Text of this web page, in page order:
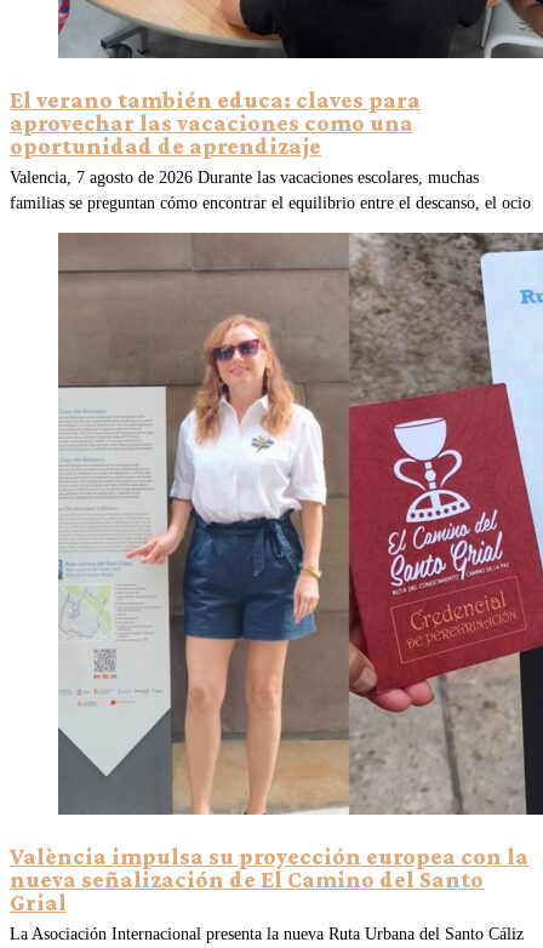
El verano también educa: claves para
aprovechar las vacaciones como una
oportunidad de aprendizaje
Valencia, 7 agosto de 2026 Durante las vacaciones escolares, muchas
familias se preguntan cómo encontrar el equilibrio entre el descanso, el ocio
València impulsa su proyección europea con la
nueva señalización de El Camino del Santo
Grial
La Asociación Internacional presenta la nueva Ruta Urbana del Santo Cáliz